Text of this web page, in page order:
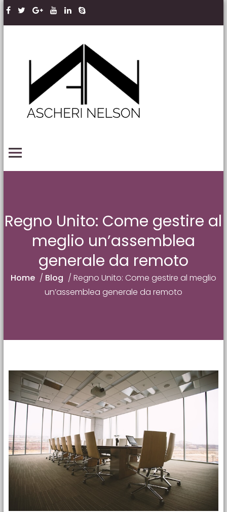
Skip to content
Regno Unito: Come gestire al
meglio un’assemblea
generale da remoto
Home / Blog / Regno Unito: Come gestire al meglio
un’assemblea generale da remoto